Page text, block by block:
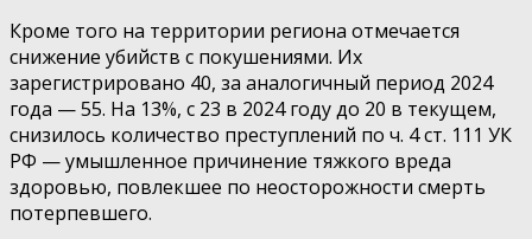
Кроме того на территории региона отмечается
снижение убийств с покушениями. Их
зарегистрировано 40, за аналогичный период 2024
года — 55. На 13%, с 23 в 2024 году до 20 в текущем,
снизилось количество преступлений по ч. 4 ст. 111 УК
РФ — умышленное причинение тяжкого вреда
здоровью, повлекшее по неосторожности смерть
потерпевшего.